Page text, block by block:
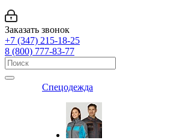
Заказать звонок
+7 (347) 215-18-25
8 (800) 777-83-77
Спецодежда